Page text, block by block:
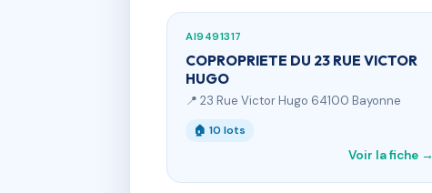
AI9491317
COPROPRIETE DU 23 RUE VICTOR
HUGO
📍 23 Rue Victor Hugo 64100 Bayonne
🏠 10 lots
Voir la fiche →